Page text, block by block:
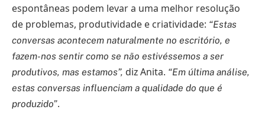
espontâneas podem levar a uma melhor resolução
de problemas, produtividade e criatividade: “Estas
conversas acontecem naturalmente no escritório, e
fazem-nos sentir como se não estivéssemos a ser
produtivos, mas estamos”, diz Anita. “Em última análise,
estas conversas influenciam a qualidade do que é
produzido”.